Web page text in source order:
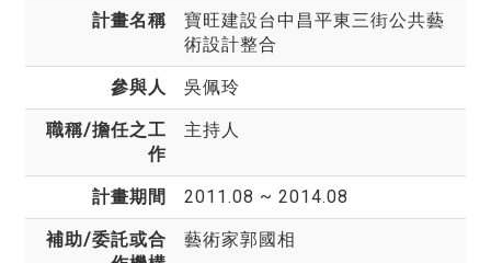
計畫名稱
寶旺建設台中昌平東三街公共藝
術設計整合
參與人 吳佩玲
職稱/擔任之工
作
主持人
計畫期間 2011.08 ~ 2014.08
補助/委託或合
藝術家郭國相